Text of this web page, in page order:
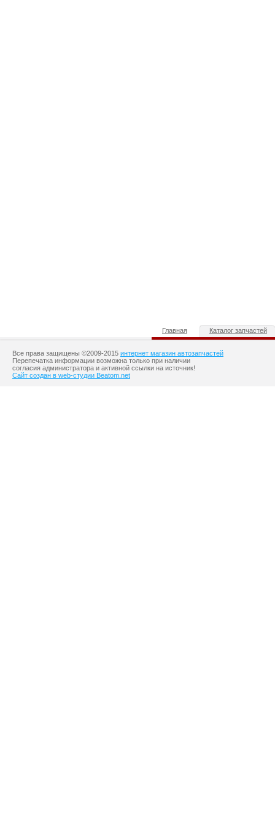
Главная Каталог запчастей
Все права защищены ©2009-2015 интернет магазин автозапчастей
Перепечатка информации возможна только при наличии
согласия администратора и активной ссылки на источник!
Сайт создан в web-студии Beatom.net